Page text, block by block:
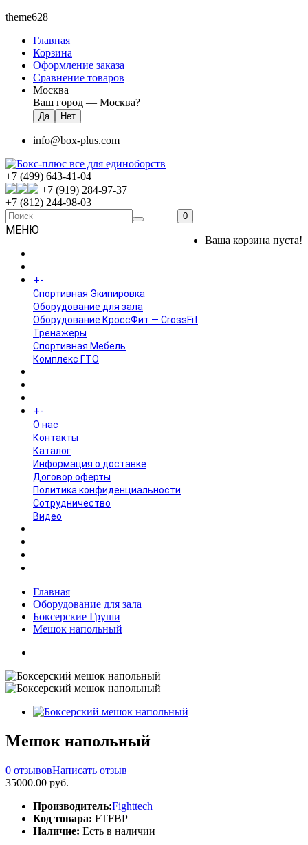
theme628
Главная
Корзина
Оформление заказа
Сравнение товаров
Москва
Ваш город — Москва?
info@box-plus.com
+7 (499) 643-41-04
+7 (919) 284-97-37
+7 (812) 244-98-03
0
Ваша корзина пуста!
МЕНЮ
+-
Спортивная Экипировка
Оборудование для зала
Оборудование КроссФит — CrossFit
Тренажеры
Спортивная Мебель
Комплекс ГТО
+-
O нас
Контакты
Каталог
Информация о доставке
Договор оферты
Политика конфиденциальности
Сотрудничество
Видео
Главная
Оборудование для зала
Боксерские Груши
Мешок напольный
Мешок напольный
0 отзывовНаписать отзыв
35000.00 руб.
Производитель:Fighttech
Код товара: FTFBP
Наличие: Есть в наличии